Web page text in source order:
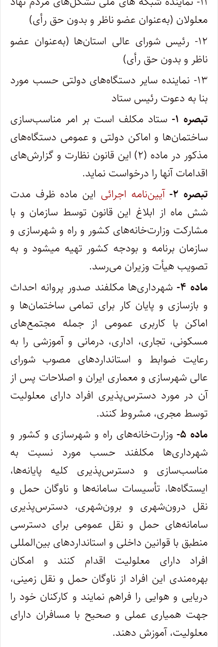
معلولان (به‌عنوان عضو ناظر و بدون حق رأی)
۱۲- رئیس شورای عالی استان‌ها (به‌عنوان عضو
ناظر و بدون حق رأی)
۱۳- نماینده سایر دستگاه‌های دولتی حسب مورد
بنا به دعوت رئیس ستاد
تبصره ۱-
ستاد مکلف است بر امر مناسب‌سازی
ساختمان‌ها و ‌اماکن دولتی و عمومی دستگاه‌های
مذکور در ماده (۲) این قانون نظارت و گزارش‌های
اقدامات آنها را ‌درخواست نماید.
تبصره ۲-
آیین‌‏نامه اجرائی این ماده ظرف مدت
شش ماه از ابلاغ این قانون توسط سازمان و با
مشارکت وزارت‌خانه‌های کشور و راه و شهرسازی و
سازمان برنامه و بودجه کشور تهیه می‏شود و به
تصویب هیأت وزیران می‏‌رسد.
‌ماده ۴-
شهرداری‏‌ها مکلفند صدور پروانه احداث
و بازسازی و پایان کار برای تمامی ساختمان‏‌ها و
اماکن با کاربری عمومی از جمله مجتمع‌‏های
مسکونی، تجاری، اداری، درمانی و آموزشی را به
رعایت ضوابط و استانداردهای مصوب شورای
عالی شهرسازی و معماری ایران و اصلاحات پس از
آن در مورد دسترس‌‏پذیری افراد دارای معلولیت
توسط مجری، مشروط کنند.
ماده ۵-
وزارت‌خانه‌های راه و شهرسازی و کشور و
شهرداری‌ها مکلفند حسب مورد نسبت به
مناسب‌سازی و دسترس‌پذیری کلیه پایانه‌‏ها،
ایستگاه‌ها، تأسیسات سامانه‌‏ها و ناوگان حمل‌ و
نقل درون‏‌شهری و برون‏‌شهری، دسترس‌پذیری
سامانه‌های حمل و نقل عمومی برای دسترسی
منطبق با قوانین داخلی و استانداردهای بین‌المللی
افراد دارای معلولیت اقدام کنند و امکان
بهره‌مندی این افراد از ناوگان حمل و نقل زمینی،
دریایی و هوایی را فراهم نمایند و کارکنان خود را
جهت همیاری عملی و صحیح با مسافران دارای
معلولیت، آموزش دهند.